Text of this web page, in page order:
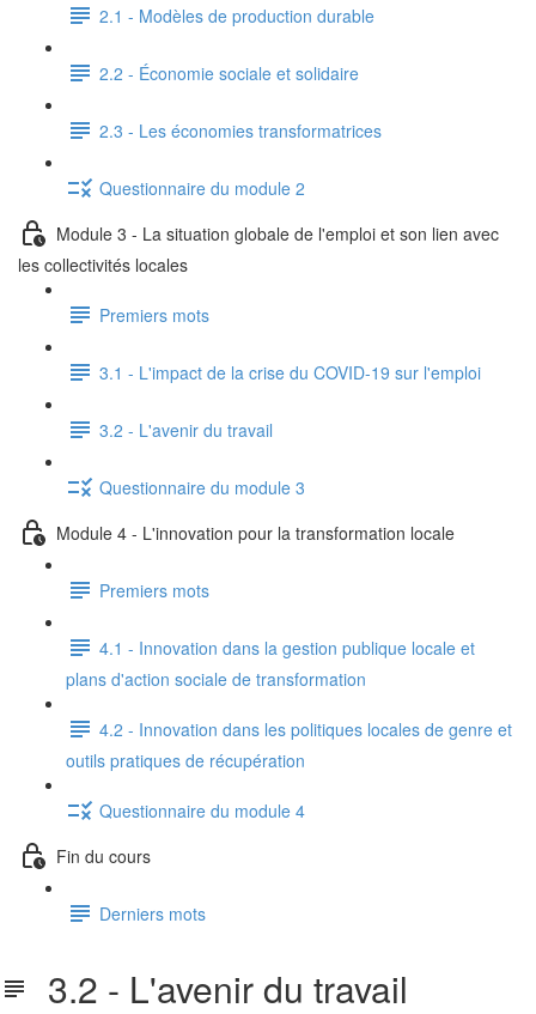
2.1 - Modèles de production durable
2.2 - Économie sociale et solidaire
2.3 - Les économies transformatrices
Questionnaire du module 2
Module 3 - La situation globale de l'emploi et son lien avec
les collectivités locales
Premiers mots
3.1 - L'impact de la crise du COVID-19 sur l'emploi
3.2 - L'avenir du travail
Questionnaire du module 3
Module 4 - L'innovation pour la transformation locale
Premiers mots
4.1 - Innovation dans la gestion publique locale et
plans d'action sociale de transformation
4.2 - Innovation dans les politiques locales de genre et
outils pratiques de récupération
Questionnaire du module 4
Fin du cours
Derniers mots
3.2 - L'avenir du travail